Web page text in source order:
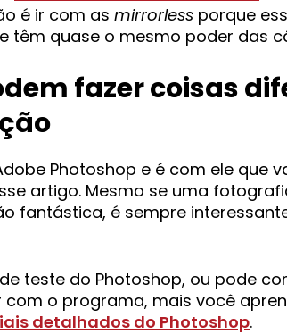
é ir com as mirrorless porque
quase o mesmo poder das
fazer coisas
Photoshop e é com ele que
artigo. Mesmo se uma
fantástica, é sempre
teste do Photoshop, ou pode
o programa, mais você
detalhados do Photoshop.